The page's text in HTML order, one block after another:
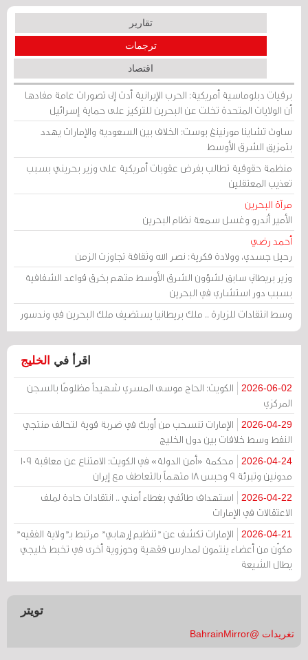
تقارير
ترجمات
اقتصاد
برقيات دبلوماسية أمريكية: الحرب الإيرانية أدت إلى تصورات عامة مفادها
أن الولايات المتحدة تخلت عن البحرين للتركيز على حماية إسرائيل
ساوث تشاينا مورنينغ بوست: الخلاف بين السعودية والإمارات يهدد
بتمزيق الشرق الأوسط
منظمة حقوقية تطالب بفرض عقوبات أمريكية على وزير بحريني بسبب
تعذيب المعتقلين
مرآة البحرين
الأمير أندرو وغسل سمعة نظام البحرين
أحمد رضي
رحيل جسدي، وولادة فكرية: نصر الله وثقافة تجاوزت الزمن
وزير بريطاني سابق لشؤون الشرق الأوسط متهم بخرق قواعد الشفافية
بسبب دور استشاري في البحرين
وسط انتقادات للزيارة .. ملك بريطانيا يستضيف ملك البحرين في وندسور
اقرأ في الخليج
2026-06-02
الكويت: الحاج موسى المسري شهيداً مظلومًا بالسجن
المركزي
2026-04-29
الإمارات تنسحب من أوبك في ضربة قوية لتحالف منتجي
النفط وسط خلافات بين دول الخليج
2026-04-24
محكمة «أمن الدولة» في الكويت: الامتناع عن معاقبة 109
مدونين وتبرئة 9 وحبس 18 متهماً بالتعاطف مع إيران
2026-04-22
استهداف طائفي بغطاء أمني .. انتقادات حادة لملف
الاعتقالات في الإمارات
2026-04-21
الإمارات تكشف عن "تنظيم إرهابي" مرتبط بـ"ولاية الفقيه"
مكوّن من أعضاء ينتمون لمدارس فقهية وحوزوية أخرى في تخبط خليجي
يطال الشيعة
تويتر
تغريدات @BahrainMirror